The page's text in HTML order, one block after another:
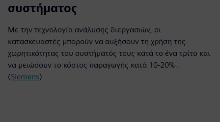
συστήματος
Με την τεχνολογία ανάλυσης διεργασιών, οι
κατασκευαστές μπορούν να αυξήσουν τη χρήση της
χωρητικότητας του συστήματός τους κατά το ένα τρίτο και
να μειώσουν το κόστος παραγωγής κατά 10-20% .
(Siemens)